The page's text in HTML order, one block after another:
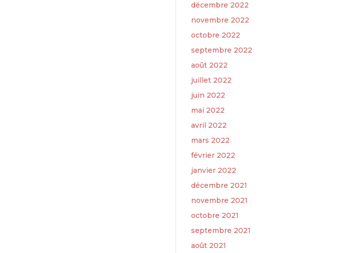
décembre 2022
novembre 2022
octobre 2022
septembre 2022
août 2022
juillet 2022
juin 2022
mai 2022
avril 2022
mars 2022
février 2022
janvier 2022
décembre 2021
novembre 2021
octobre 2021
septembre 2021
août 2021